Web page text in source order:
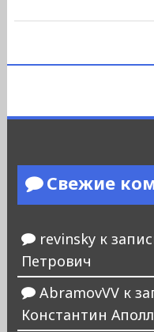
Свежие
revinskyк
Петрович
AbramovVVк
Константин